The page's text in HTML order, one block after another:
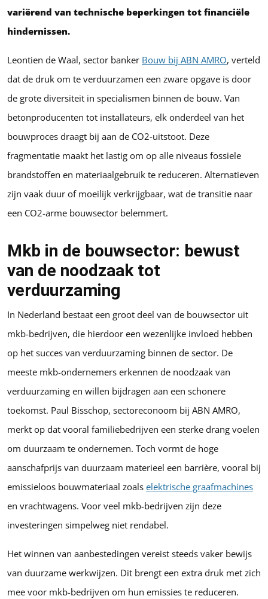
variërend van technische beperkingen tot financiële
hindernissen.
Leontien de Waal, sector banker Bouw bij ABN AMRO, verteld
dat de druk om te verduurzamen een zware opgave is door
de grote diversiteit in specialismen binnen de bouw. Van
betonproducenten tot installateurs, elk onderdeel van het
bouwproces draagt bij aan de CO2-uitstoot. Deze
fragmentatie maakt het lastig om op alle niveaus fossiele
brandstoffen en materiaalgebruik te reduceren. Alternatieven
zijn vaak duur of moeilijk verkrijgbaar, wat de transitie naar
een CO2-arme bouwsector belemmert.
Mkb in de bouwsector: bewust
van de noodzaak tot
verduurzaming
In Nederland bestaat een groot deel van de bouwsector uit
mkb-bedrijven, die hierdoor een wezenlijke invloed hebben
op het succes van verduurzaming binnen de sector. De
meeste mkb-ondernemers erkennen de noodzaak van
verduurzaming en willen bijdragen aan een schonere
toekomst. Paul Bisschop, sectoreconoom bij ABN AMRO,
merkt op dat vooral familiebedrijven een sterke drang voelen
om duurzaam te ondernemen. Toch vormt de hoge
aanschafprijs van duurzaam materieel een barrière, vooral bij
emissieloos bouwmateriaal zoals elektrische graafmachines
en vrachtwagens. Voor veel mkb-bedrijven zijn deze
investeringen simpelweg niet rendabel.
Het winnen van aanbestedingen vereist steeds vaker bewijs
van duurzame werkwijzen. Dit brengt een extra druk met zich
mee voor mkb-bedrijven om hun emissies te reduceren.